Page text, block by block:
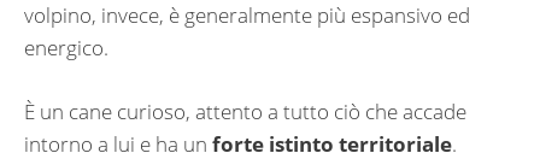
volpino, invece, è generalmente più espansivo ed
energico.
È un cane curioso, attento a tutto ciò che accade
intorno a lui e ha un forte istinto territoriale.